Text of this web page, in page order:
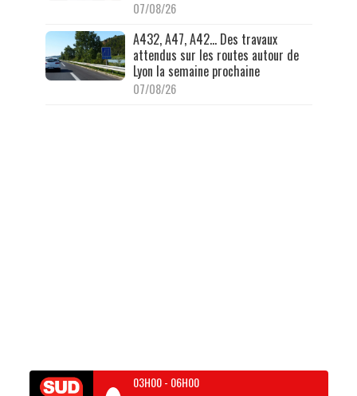
07/08/26
A432, A47, A42… Des travaux
attendus sur les routes autour de
Lyon la semaine prochaine
07/08/26
03H00- 06H00